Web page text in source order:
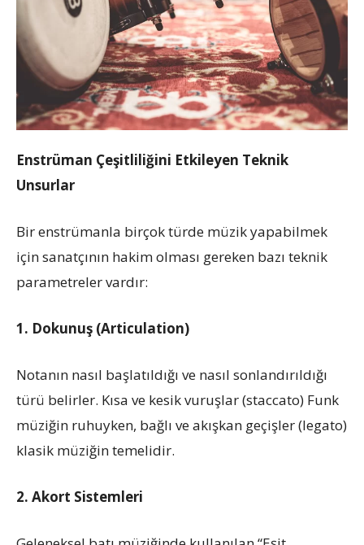
Enstrüman Çeşitliliğini Etkileyen Teknik
Unsurlar
Bir enstrümanla birçok türde müzik yapabilmek
için sanatçının hakim olması gereken bazı teknik
parametreler vardır:
1. Dokunuş (Articulation)
Notanın nasıl başlatıldığı ve nasıl sonlandırıldığı
türü belirler. Kısa ve kesik vuruşlar (staccato) Funk
müziğin ruhuyken, bağlı ve akışkan geçişler (legato)
klasik müziğin temelidir.
2. Akort Sistemleri